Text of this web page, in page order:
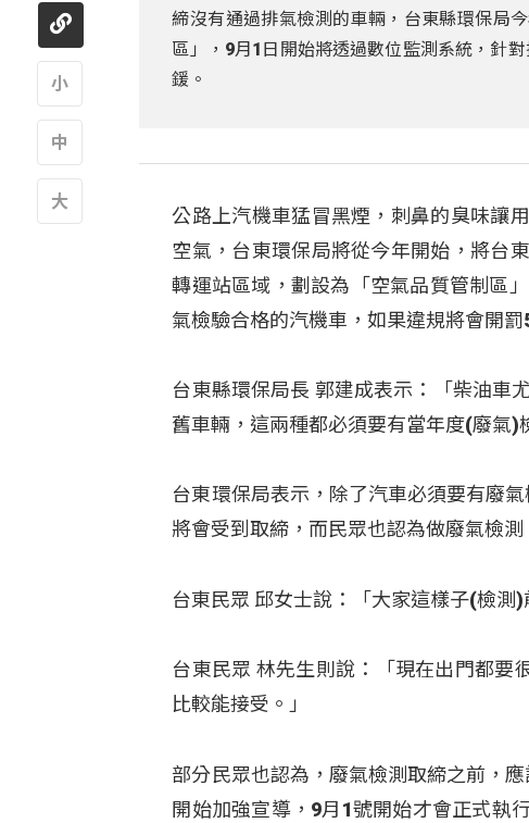
締沒有通過排氣檢測的車輛，台東縣環保局
區」，9月1日開始將透過數位監測系統，針
鍰。
公路上汽機車猛冒黑煙，刺鼻的臭味讓
空氣，台東環保局將從今年開始，將台
轉運站區域，劃設為「空氣品質管制區
氣檢驗合格的汽機車，如果違規將會開
台東縣環保局長 郭建成表示：「柴油車
舊車輛，這兩種都必須要有當年度(廢氣)
台東環保局表示，除了汽車必須要有廢
將會受到取締，而民眾也認為做廢氣檢
台東民眾 邱女士說：「大家這樣子(檢測
台東民眾 林先生則說：「現在出門都要
比較能接受。」
部分民眾也認為，廢氣檢測取締之前，
開始加強宣導，9月1號開始才會正式執